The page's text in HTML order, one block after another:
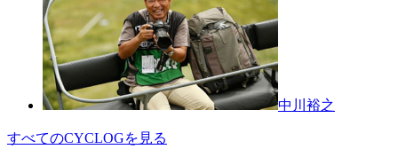
中川裕之
すべてのCYCLOGを見る